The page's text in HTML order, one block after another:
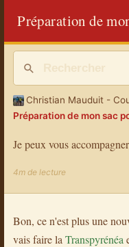
Préparation de
Christian Mauduit -
Préparation de mon sac
Je peux vous
4m de lecture
Bon, ce n'est plus une
vais faire la Transpyrénéa